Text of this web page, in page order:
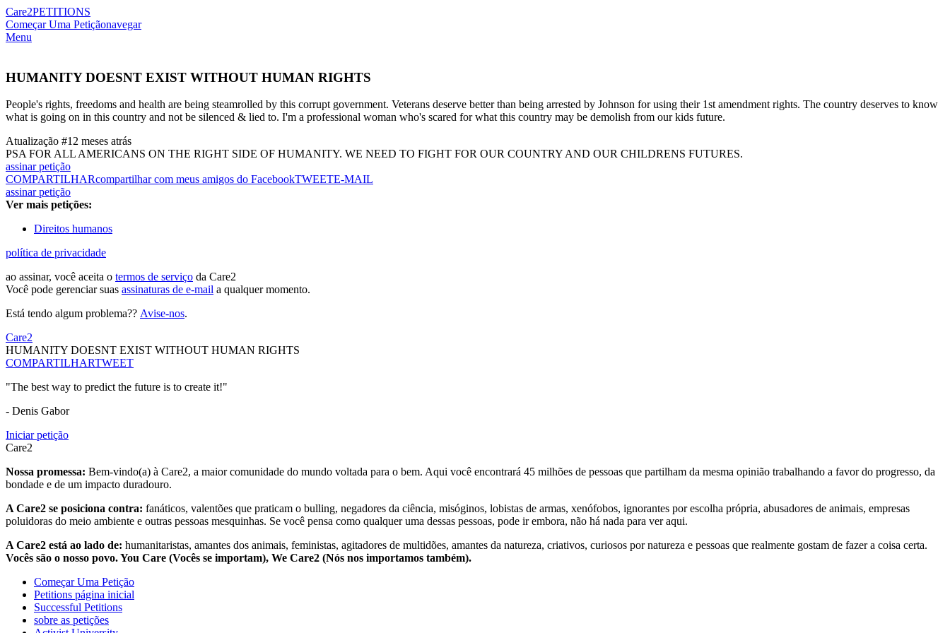
Care2PETITIONS
Começar Uma Petiçãonavegar
Menu
HUMANITY DOESNT EXIST WITHOUT HUMAN RIGHTS
People's rights, freedoms and health are being steamrolled by this corrupt government. Veterans deserve better than being arrested by Johnson for using their 1st amendment rights. The country deserves to know
what is going on in this country and not be silenced & lied to. I'm a professional woman who's scared for what this country may be demolish from our kids future.
Atualização #12 meses atrás
PSA FOR ALL AMERICANS ON THE RIGHT SIDE OF HUMANITY. WE NEED TO FIGHT FOR OUR COUNTRY AND OUR CHILDRENS FUTURES.
assinar petição
COMPARTILHARcompartilhar com meus amigos do FacebookTWEETE-MAIL
assinar petição
Ver mais petições:
Direitos humanos
política de privacidade
ao assinar, você aceita o termos de serviço da Care2
Você pode gerenciar suas assinaturas de e-mail a qualquer momento.
Está tendo algum problema?? Avise-nos.
Care2
HUMANITY DOESNT EXIST WITHOUT HUMAN RIGHTS
COMPARTILHARTWEET
"The best way to predict the future is to create it!"
- Denis Gabor
Iniciar petição
Care2
Nossa promessa: Bem-vindo(a) à Care2, a maior comunidade do mundo voltada para o bem. Aqui você encontrará 45 milhões de pessoas que partilham da mesma opinião trabalhando a favor do progresso, da
bondade e de um impacto duradouro.
A Care2 se posiciona contra: fanáticos, valentões que praticam o bulling, negadores da ciência, misóginos, lobistas de armas, xenófobos, ignorantes por escolha própria, abusadores de animais, empresas
poluidoras do meio ambiente e outras pessoas mesquinhas. Se você pensa como qualquer uma dessas pessoas, pode ir embora, não há nada para ver aqui.
A Care2 está ao lado de: humanitaristas, amantes dos animais, feministas, agitadores de multidões, amantes da natureza, criativos, curiosos por natureza e pessoas que realmente gostam de fazer a coisa certa.
Vocês são o nosso povo. You Care (Vocês se importam), We Care2 (Nós nos importamos também).
Começar Uma Petição
Petitions página inicial
Successful Petitions
sobre as petições